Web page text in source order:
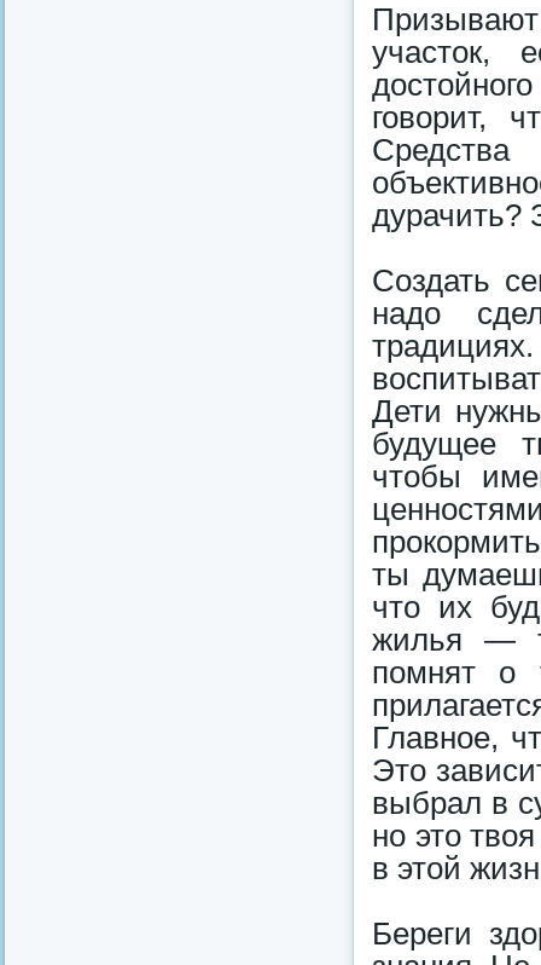
участок,
говорит,
дурачить?
Создать
надо
Дети
будущее
чтобы
ты
что их
жилья —
помнят о
Главное,
Это
выбрал в
но это
в этой
Береги